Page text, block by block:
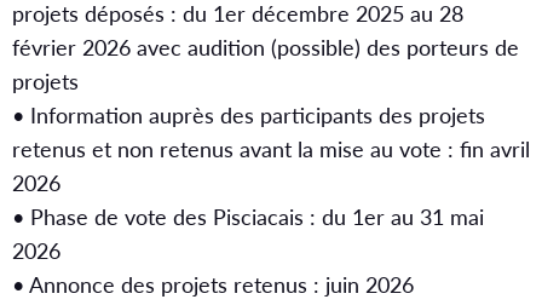
projets déposés : du 1er décembre 2025 au 28
février 2026 avec audition (possible) des porteurs de
projets
• Information auprès des participants des projets
retenus et non retenus avant la mise au vote : fin avril
2026
• Phase de vote des Pisciacais : du 1er au 31 mai
2026
• Annonce des projets retenus : juin 2026